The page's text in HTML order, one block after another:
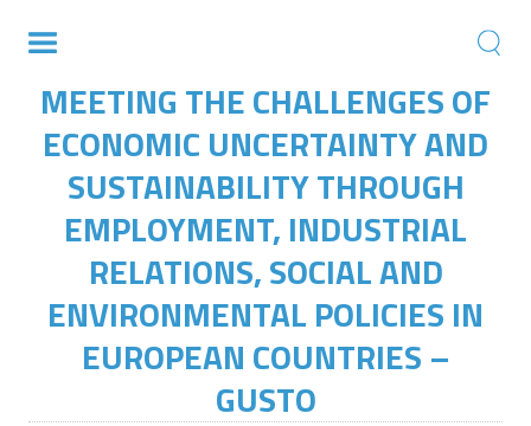
MEETING THE CHALLENGES OF
ECONOMIC UNCERTAINTY AND
SUSTAINABILITY THROUGH
EMPLOYMENT, INDUSTRIAL
RELATIONS, SOCIAL AND
ENVIRONMENTAL POLICIES IN
EUROPEAN COUNTRIES –
GUSTO